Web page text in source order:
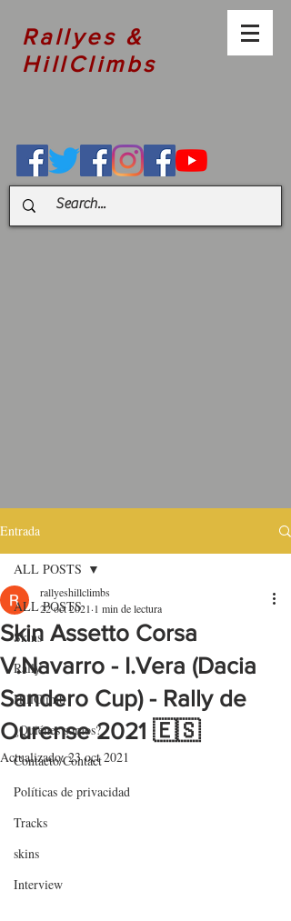
Rallyes &
HillClimbs
Entrada
ALL POSTS
Skins
Rally
HillClimb
¿Quiénes somos?
Contacto/Contact
Políticas de privacidad
Tracks
skins
Interview
ALL POSTS
Skin Assetto Corsa
V.Navarro - I.Vera (Dacia
Sandero Cup) - Rally de
Ourense 2021 🇪🇸
rallyeshillclimbs
22 oct 2021 1 min de lectura
Actualizado:23 oct 2021